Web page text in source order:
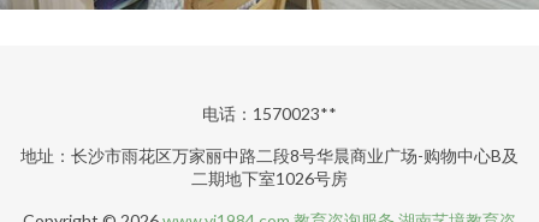
电话：1570023**
地址：长沙市雨花区万家丽中路二段8号华晨商业广场-购物中心B及
二期地下室1026号房